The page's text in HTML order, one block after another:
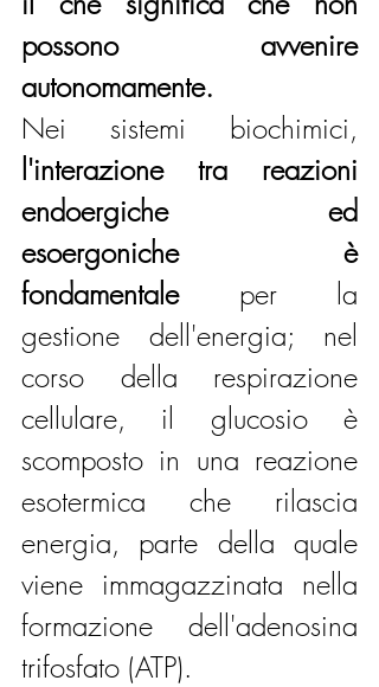
possono avvenire
autonomamente.
l'interazione tra reazioni
endoergiche ed
esoergoniche è
fondamentale per la
gestione dell'energia; nel
corso della respirazione
cellulare, il glucosio è
scomposto in una reazione
esotermica che rilascia
energia, parte della quale
viene immagazzinata nella
formazione dell'adenosina
trifosfato (ATP).